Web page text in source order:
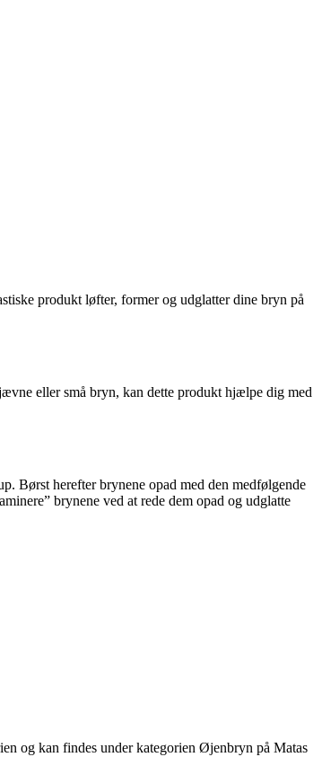
produkt løfter, former og udglatter dine bryn på
eller små bryn, kan dette produkt hjælpe dig med
Børst herefter brynene opad med den medfølgende
brynene ved at rede dem opad og udglatte
og kan findes under kategorien Øjenbryn på Matas